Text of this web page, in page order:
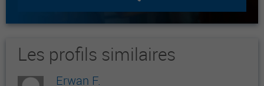
Les profils similaires
Erwan F.